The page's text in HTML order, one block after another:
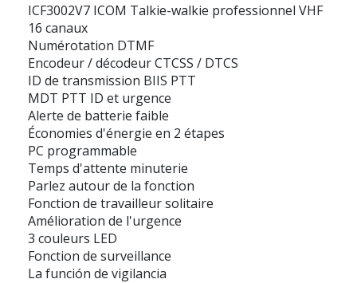
ICF3002V7 ICOM Talkie-walkie professionnel VHF
16 canaux
Numérotation DTMF
Encodeur / décodeur CTCSS / DTCS
ID de transmission BIIS PTT
MDT PTT ID et urgence
Alerte de batterie faible
Économies d'énergie en 2 étapes
PC programmable
Temps d'attente minuterie
Parlez autour de la fonction
Fonction de travailleur solitaire
Amélioration de l'urgence
3 couleurs LED
Fonction de surveillance
La función de vigilancia